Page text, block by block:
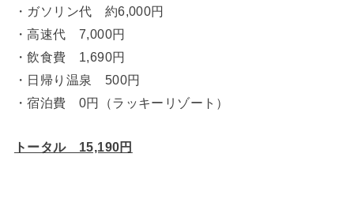
・ガソリン代 約6,000円
・高速代 7,000円
・飲食費 1,690円
・日帰り温泉 500円
・宿泊費 0円（ラッキーリゾート）
トータル 15,190円